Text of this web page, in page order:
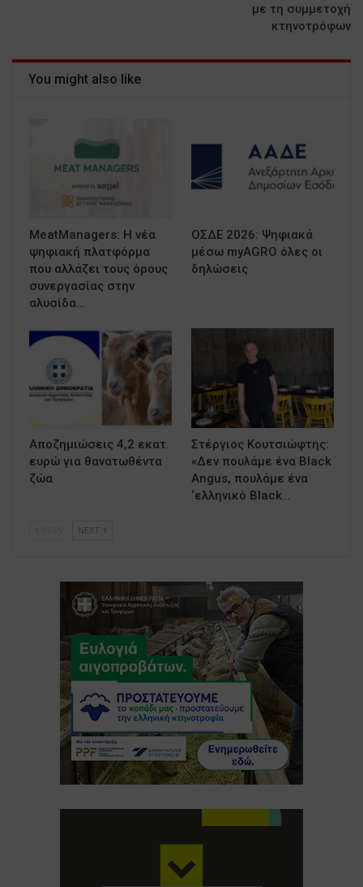
με τη συμμετοχή
κτηνοτρόφων
You might also like
MeatManagers: Η νέα
ψηφιακή πλατφόρμα
που αλλάζει τους όρους
συνεργασίας στην
αλυσίδα…
ΟΣΔΕ 2026: Ψηφιακά
μέσω myAGRO όλες οι
δηλώσεις
Αποζημιώσεις 4,2 εκατ.
ευρώ για θανατωθέντα
ζώα
Στέργιος Κουτσιώφτης:
«Δεν πουλάμε ένα Black
Angus, πουλάμε ένα
‘ελληνικό Black…
NEXT